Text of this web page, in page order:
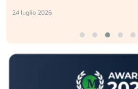
24 luglio 2026